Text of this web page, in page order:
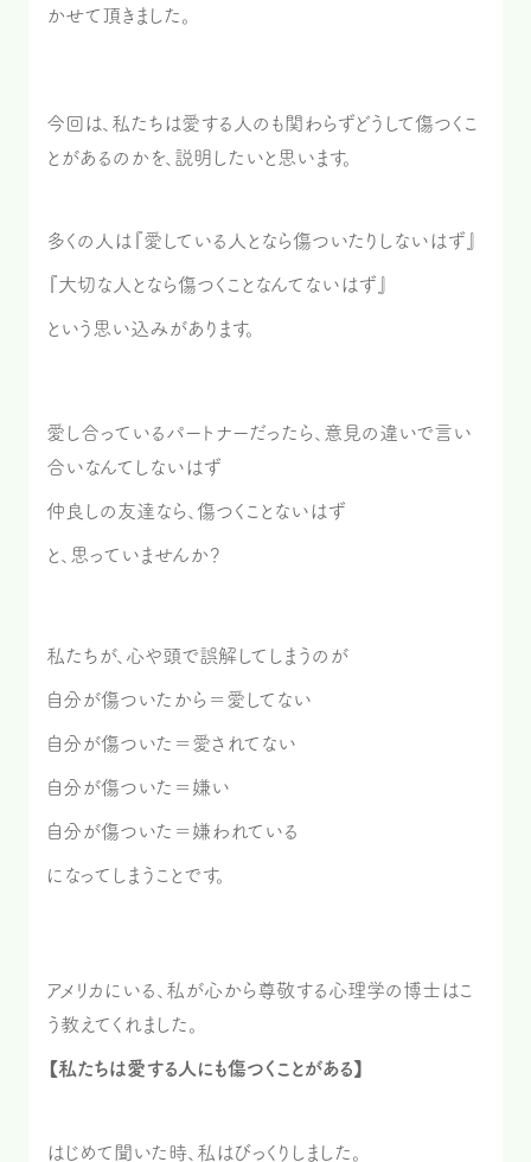
かせて頂きました。
今回は、私たちは愛する人のも関わらずどうして傷つくこ
とがあるのかを、説明したいと思います。
多くの人は『愛している人となら傷ついたりしないはず』
『大切な人となら傷つくことなんてないはず』
という思い込みがあります。
愛し合っているパートナーだったら、意見の違いで言い
合いなんてしないはず
仲良しの友達なら、傷つくことないはず
と、思っていませんか？
私たちが、心や頭で誤解してしまうのが
自分が傷ついたから＝愛してない
自分が傷ついた＝愛されてない
自分が傷ついた＝嫌い
自分が傷ついた＝嫌われている
になってしまうことです。
アメリカにいる、私が心から尊敬する心理学の博士はこ
う教えてくれました。
【私たちは愛する人にも傷つくことがある】
はじめて聞いた時、私はびっくりしました。